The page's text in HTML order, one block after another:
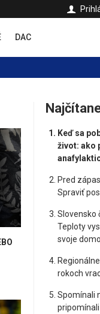
DAC
Keď sa
život: ako
Pred
Spraviť
Slovensko
Teploty
svoje
rokoch
Spomínali